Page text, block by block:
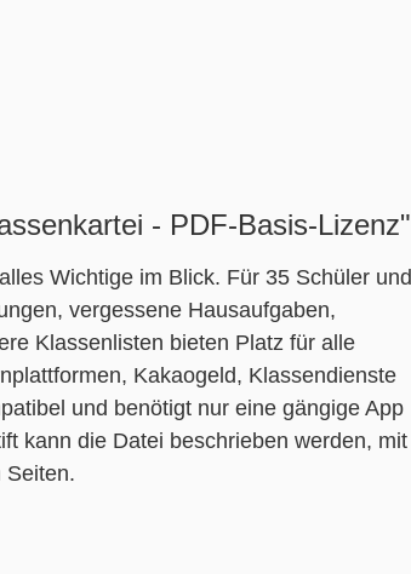
- PDF-Basis-Lizenz"
Wichtige im Blick. Für 35 Schüler und
vergessene Hausaufgaben,
Klassenlisten bieten Platz für alle
Kakaogeld, Klassendienste
und benötigt nur eine gängige App
kann die Datei beschrieben werden, mit
Seiten.